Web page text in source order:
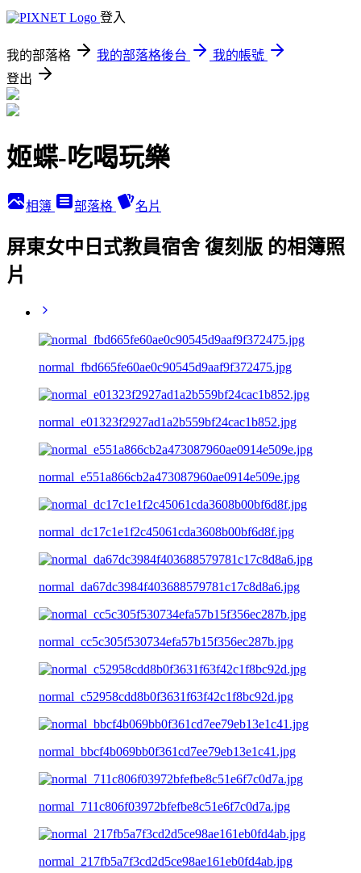
登入
我的部落格 我的部落格後台
我的帳號
登出
姬蝶-吃喝玩樂
相簿 部落格 名片
屏東女中日式教員宿舍 復刻版 的相簿照
片
normal_fbd665fe60ae0c90545d9aaf9f372475.jpg
normal_e01323f2927ad1a2b559bf24cac1b852.jpg
normal_e551a866cb2a473087960ae0914e509e.jpg
normal_dc17c1e1f2c45061cda3608b00bf6d8f.jpg
normal_da67dc3984f403688579781c17c8d8a6.jpg
normal_cc5c305f530734efa57b15f356ec287b.jpg
normal_c52958cdd8b0f3631f63f42c1f8bc92d.jpg
normal_bbcf4b069bb0f361cd7ee79eb13e1c41.jpg
normal_711c806f03972bfefbe8c51e6f7c0d7a.jpg
normal_217fb5a7f3cd2d5ce98ae161eb0fd4ab.jpg